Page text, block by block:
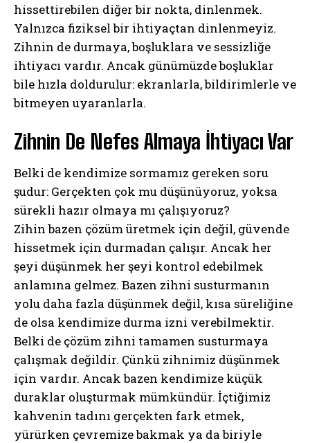
hissettirebilen diğer bir nokta, dinlenmek.
Yalnızca fiziksel bir ihtiyaçtan dinlenmeyiz.
Zihnin de durmaya, boşluklara ve sessizliğe
ihtiyacı vardır. Ancak günümüzde boşluklar
bile hızla doldurulur: ekranlarla, bildirimlerle ve
bitmeyen uyaranlarla.
Zihnin De Nefes Almaya İhtiyacı Var
Belki de kendimize sormamız gereken soru
şudur: Gerçekten çok mu düşünüyoruz, yoksa
sürekli hazır olmaya mı çalışıyoruz?
Zihin bazen çözüm üretmek için değil, güvende
hissetmek için durmadan çalışır. Ancak her
şeyi düşünmek her şeyi kontrol edebilmek
anlamına gelmez. Bazen zihni susturmanın
yolu daha fazla düşünmek değil, kısa süreliğine
de olsa kendimize durma izni verebilmektir.
Belki de çözüm zihni tamamen susturmaya
çalışmak değildir. Çünkü zihnimiz düşünmek
için vardır. Ancak bazen kendimize küçük
duraklar oluşturmak mümkündür. İçtiğimiz
kahvenin tadını gerçekten fark etmek,
yürürken çevremize bakmak ya da biriyle